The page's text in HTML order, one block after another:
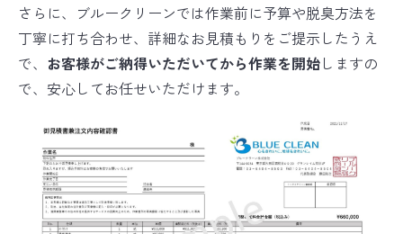
さらに、ブルークリーンでは作業前に予算や脱臭方法を
丁寧に打ち合わせ、詳細なお見積もりをご提示したうえ
で、 お客様がご納得いただいてから作業を開始しますの
で、安心してお任せいただけます。